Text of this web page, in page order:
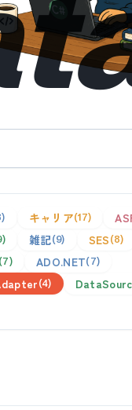
キャリア 17
雑記 9 SES 8
7 ADO.NET 7
4